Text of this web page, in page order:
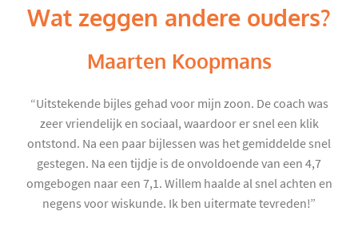
Wat zeggen andere ouders?
Maarten Koopmans
“Uitstekende bijles gehad voor mijn zoon. De coach was
zeer vriendelijk en sociaal, waardoor er snel een klik
ontstond. Na een paar bijlessen was het gemiddelde snel
gestegen. Na een tijdje is de onvoldoende van een 4,7
omgebogen naar een 7,1. Willem haalde al snel achten en
negens voor wiskunde. Ik ben uitermate tevreden!”